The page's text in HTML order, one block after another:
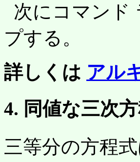
次にコマンド
プする。
詳しくは アル
4. 同値な三次
三等分の方程